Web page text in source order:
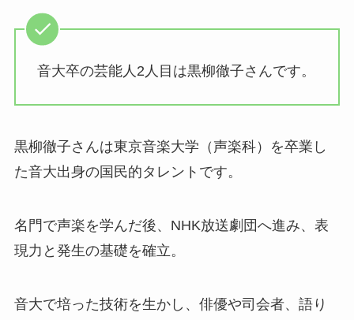
音大卒の芸能人2人目は黒柳徹子さんです。
黒柳徹子さんは東京音楽大学（声楽科）を卒業し
た音大出身の国民的タレントです。
名門で声楽を学んだ後、NHK放送劇団へ進み、表
現力と発生の基礎を確立。
音大で培った技術を生かし、俳優や司会者、語り